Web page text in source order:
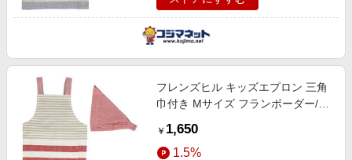
フレンズヒル キッズエプロン 三角
巾付き Mサイズ フランボーダー/レ
￥ 1,650
1.5%